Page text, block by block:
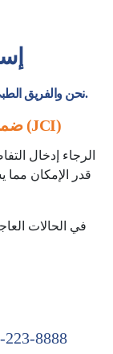
نحن والفريق الطبي المتخصص على إستعداد تام لتقديم المشورة.
ضمن معايير لجنة المشتركة الدولية (JCI)
الرجاء إدخال
قدر الإمكان مما
في الحالات
223-8888